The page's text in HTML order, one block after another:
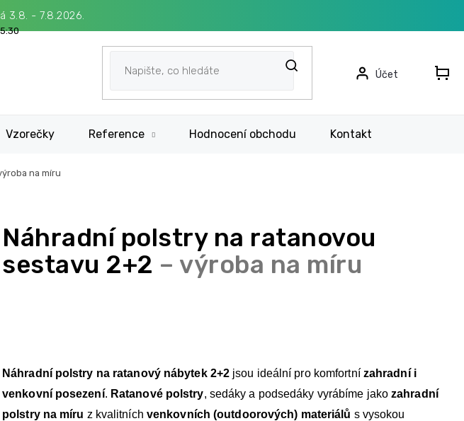
3.8. - 7.8.2026.
Vzorečky Reference Hodnocení obchodu Kontakt
na míru
Náhradní polstry na ratanovou
sestavu 2+2 – výroba na míru
Náhradní polstry na ratanový nábytek 2+2 jsou ideální pro komfortní zahradní i
venkovní posezení. Ratanové polstry, sedáky a podsedáky vyrábíme jakozahradní
polstry na míru z kvalitních venkovních (outdoorových) materiálů s vysokou